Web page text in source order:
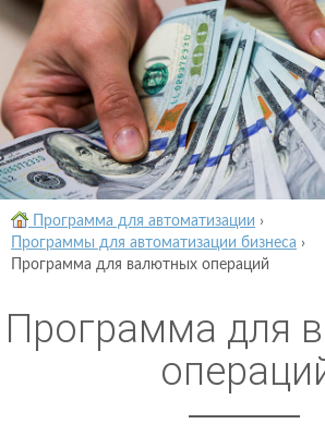
Программа для автоматизации ›
Программы для автоматизации бизнеса ›
Программа для валютных операций
Программа для